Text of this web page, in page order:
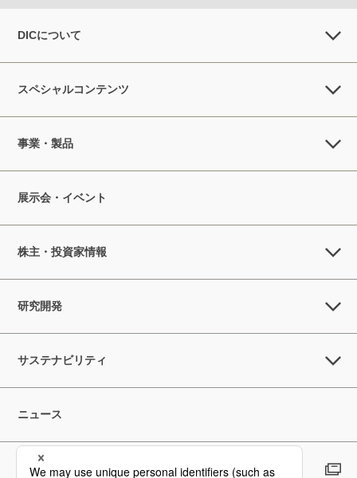
DICについて
スペシャルコンテンツ
事業・製品
展示会・イベント
株主・投資家情報
研究開発
サステナビリティ
ニュース
採用情報